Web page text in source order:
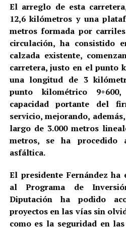
El arreglo de esta
12,6 kilómetros y una
metros formada por
circulación, ha consistido
calzada existente,
carretera, justo en el punto
una longitud de 3
punto kilométrico
capacidad portante del
servicio, mejorando,
largo de 3.000 metros
metros, se ha procedido
asfáltica.
El presidente Fernández ha
al Programa de
Diputación ha podido
proyectos en las vías sin
como es la seguridad en